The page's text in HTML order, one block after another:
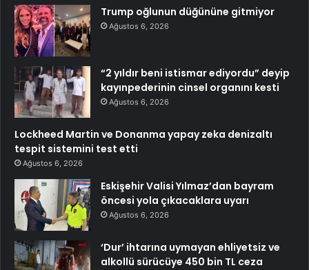
Trump oğlunun düğününe gitmiyor
Ağustos 6, 2026
“2 yıldır beni istismar ediyordu” deyip
kayınpederinin cinsel organını kesti
Ağustos 6, 2026
Lockheed Martin ve Donanma yapay zeka denizaltı
tespit sistemini test etti
Ağustos 6, 2026
Eskişehir Valisi Yılmaz’dan bayram
öncesi yola çıkacaklara uyarı
Ağustos 6, 2026
‘Dur’ ihtarına uymayan ehliyetsiz ve
alkollü sürücüye 450 bin TL ceza